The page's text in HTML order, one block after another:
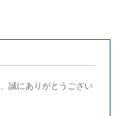
誠にありがとうござい